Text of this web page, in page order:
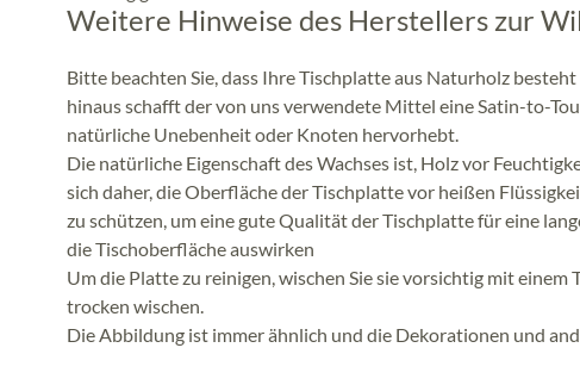
Weitere Hinweise des Herstellers zur
Bitte beachten Sie, dass Ihre Tischplatte aus Naturholz
hinaus schafft der von uns verwendete Mittel eine Satin-to-
natürliche Unebenheit oder Knoten hervorhebt.
Die natürliche Eigenschaft des Wachses ist, Holz vor
sich daher, die Oberfläche der Tischplatte vor heißen
zu schützen, um eine gute Qualität der Tischplatte für eine
die Tischoberfläche auswirken
Um die Platte zu reinigen, wischen Sie sie vorsichtig mit
trocken wischen.
Die Abbildung ist immer ähnlich und die Dekorationen und